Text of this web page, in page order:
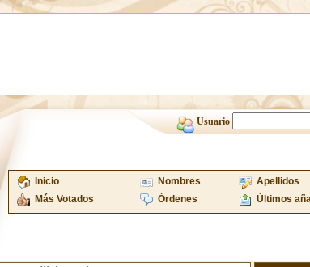
Usuario
Inicio Nombres Apellidos
Más Votados
Órdenes Últimos